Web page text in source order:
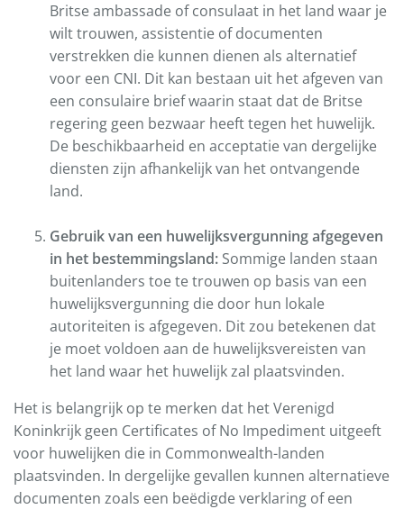
Britse ambassade of consulaat in het land waar je
wilt trouwen, assistentie of documenten
verstrekken die kunnen dienen als alternatief
voor een CNI. Dit kan bestaan uit het afgeven van
een consulaire brief waarin staat dat de Britse
regering geen bezwaar heeft tegen het huwelijk.
De beschikbaarheid en acceptatie van dergelijke
diensten zijn afhankelijk van het ontvangende
land.
Gebruik van een huwelijksvergunning afgegeven
in het bestemmingsland: Sommige landen staan
buitenlanders toe te trouwen op basis van een
huwelijksvergunning die door hun lokale
autoriteiten is afgegeven. Dit zou betekenen dat
je moet voldoen aan de huwelijksvereisten van
het land waar het huwelijk zal plaatsvinden.
Het is belangrijk op te merken dat het Verenigd
Koninkrijk geen Certificates of No Impediment uitgeeft
voor huwelijken die in Commonwealth-landen
plaatsvinden. In dergelijke gevallen kunnen alternatieve
documenten zoals een beëdigde verklaring of een